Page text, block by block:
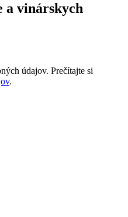
a vinárskych
údajov. Prečítajte si
.